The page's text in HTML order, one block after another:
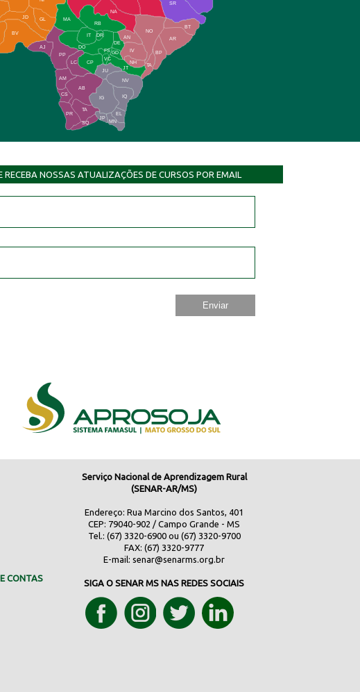
SR
BT
AR
NA
TA
NH
JT
RB
MA
IT
DR
DO
CP
JU
NV
IQ
EL
JD
BV
PP
AJ
LC
AM
AB
JP
CS
PR
TA
SQ
IG
MN
NO
BP
GL
AN
IV
FS
VC
GD
DE
RECEBA NOSSAS ATUALIZAÇÕES DE CURSOS POR EMAIL
CONTAS
Serviço Nacional de Aprendizagem Rural
(SENAR-AR/MS)
Endereço: Rua Marcino dos Santos, 401
CEP: 79040-902 / Campo Grande - MS
Tel.: (67) 3320-6900 ou (67) 3320-9700
FAX: (67) 3320-9777
E-mail:senar@senarms.org.br
SIGA O SENAR MS NAS REDES SOCIAIS